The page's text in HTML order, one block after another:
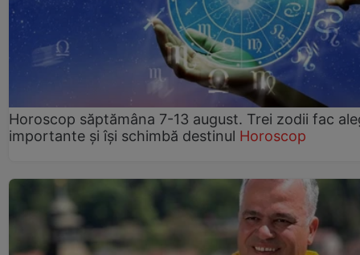
Horoscop săptămâna 7-13 august. Trei zodii fac
importante și își schimbă destinul Horoscop